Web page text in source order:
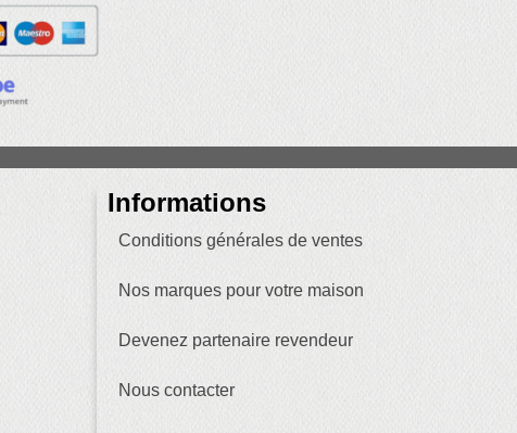
Informations
Conditions générales de ventes
Nos marques pour votre maison
Devenez partenaire revendeur
Nous contacter